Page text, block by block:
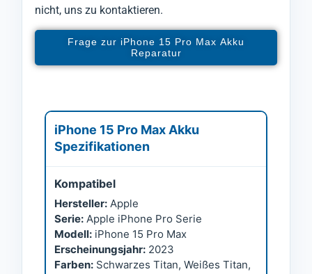
nicht, uns zu kontaktieren.
Frage zur iPhone 15 Pro Max Akku
Reparatur
iPhone 15 Pro Max Akku
Spezifikationen
Kompatibel
Hersteller: Apple
Serie: Apple iPhone Pro Serie
Modell: iPhone 15 Pro Max
Erscheinungsjahr: 2023
Farben: Schwarzes Titan, Weißes Titan,